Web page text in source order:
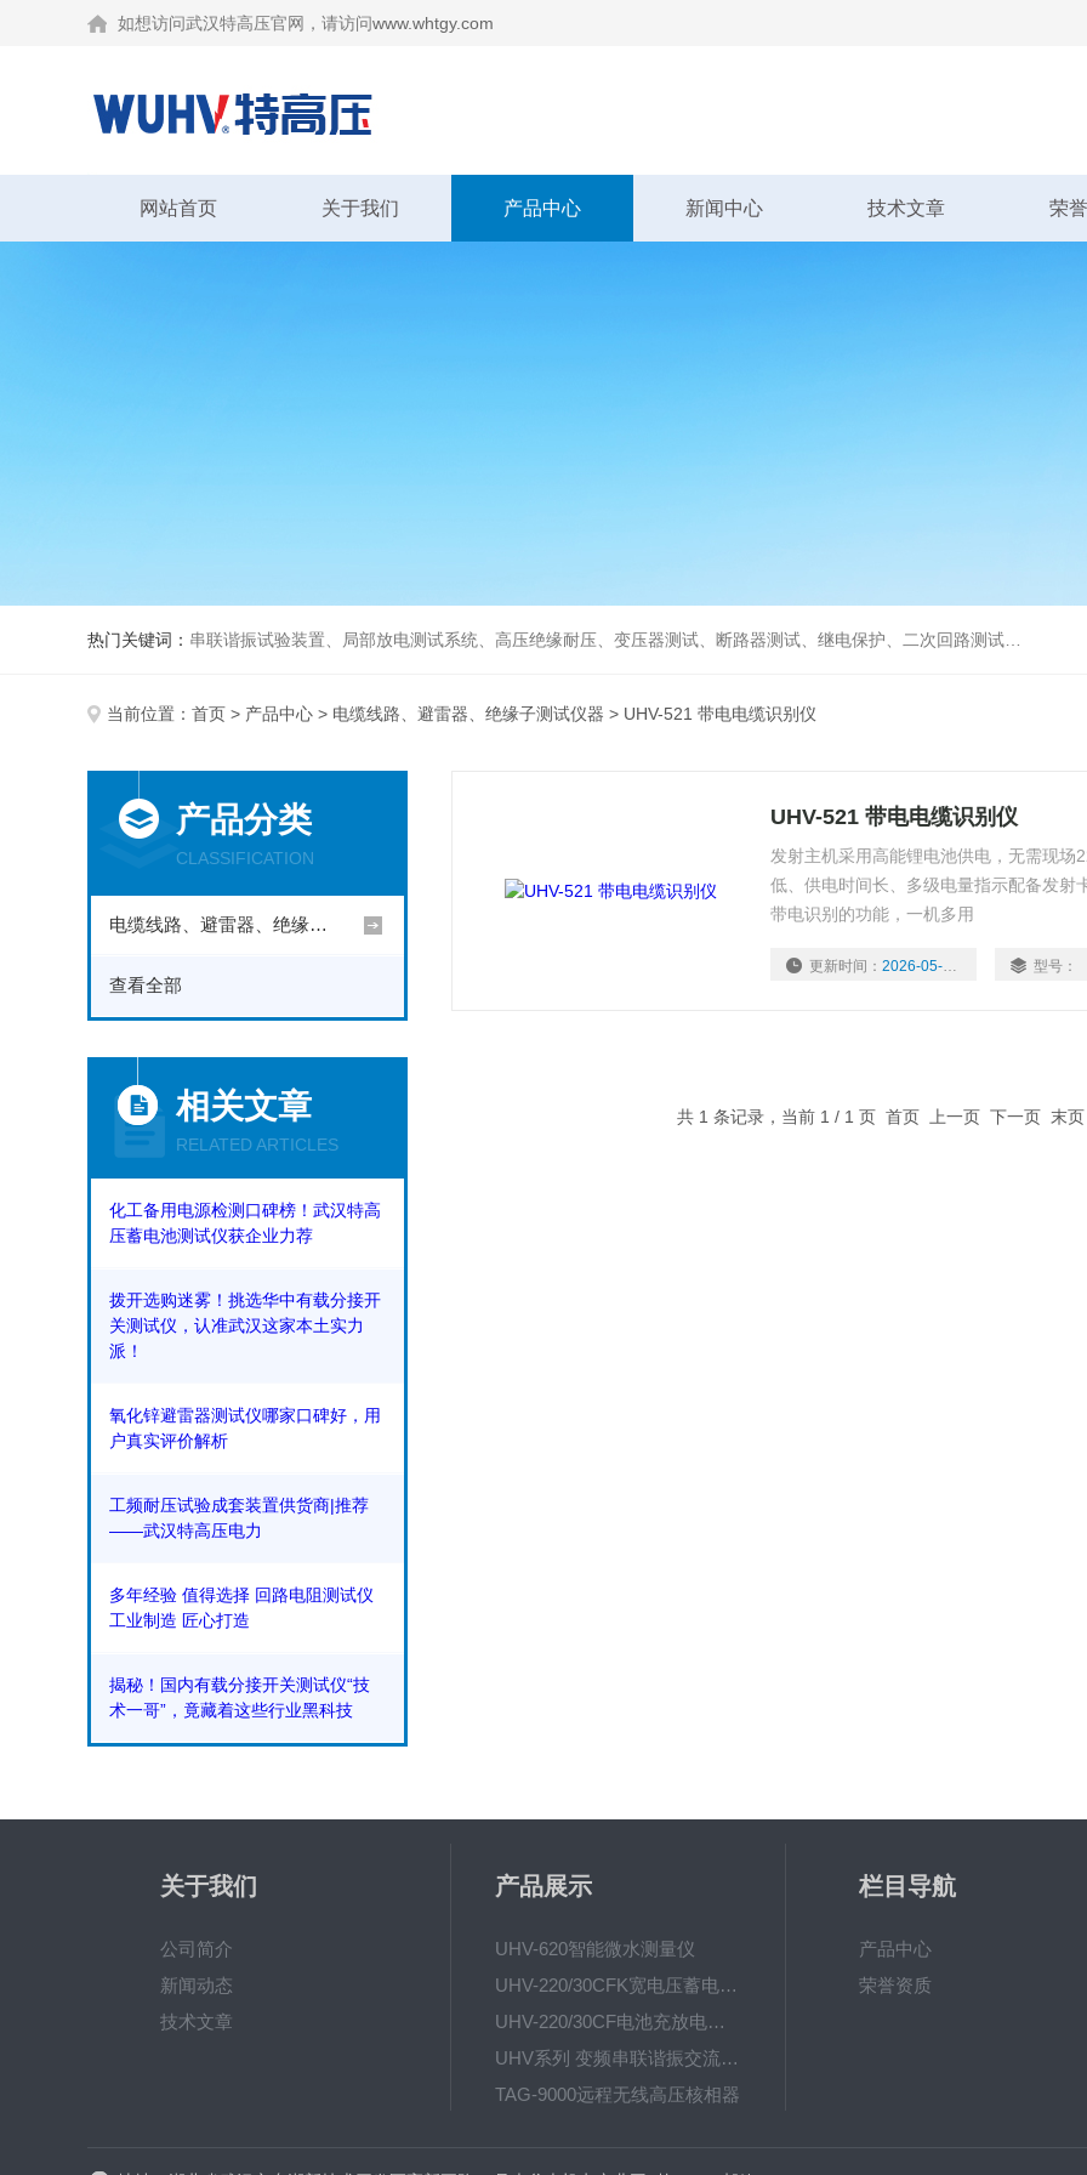
如想访问武汉特高压官网，请访问www.whtgy.com
网站首页 关于我们 产品中心 新闻中心 技术文章 荣
热门关键词： 串联谐振试验装置、局部放电测试系统、高压绝缘耐压、变压器测试、断路器测试、继电保护、二次回路测试、电
当前位置： 首页 > 产品中心 > 电缆线路、避雷器、绝缘子测试仪器 > UHV-521 带电电缆识别仪
产品分类
CLASSIFICATION
电缆线路、避雷器、绝缘子测试仪器
查看全部
相关文章
RELATED ARTICLES
化工备用电源检测口碑榜！武汉特高
压蓄电池测试仪获企业力荐
拨开选购迷雾！挑选华中有载分接开
关测试仪，认准武汉这家本土实力
派！
氧化锌避雷器测试仪哪家口碑好，用
户真实评价解析
工频耐压试验成套装置供货商|推荐
——武汉特高压电力
多年经验 值得选择 回路电阻测试仪
工业制造 匠心打造
揭秘！国内有载分接开关测试仪“技
术一哥”，竟藏着这些行业黑科技
UHV-521 带电电缆识别仪
发射主机采用高能锂电池供电，无需现场
低、供电时间长、多级电量指示配备发射
带电识别的功能，一机多用
更新时间：2026-05-20 型号：
共 1 条记录，当前 1 / 1 页 首页 上一页 下一页 末
关于我们
公司简介
新闻动态
技术文章
产品展示
UHV-620智能微水测量仪
UHV-220/30CFK宽电压蓄电池充放电测试仪
UHV-220/30CF电池充放电测试仪
UHV系列 变频串联谐振交流耐压装置
TAG-9000远程无线高压核相器
栏目导航
产品中心
荣誉资质